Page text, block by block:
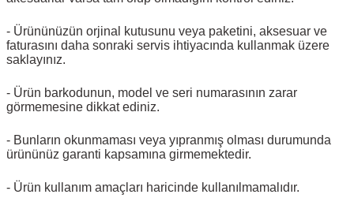
- Ürününüzün orjinal kutusunu veya paketini, aksesuar ve
faturasını daha sonraki servis ihtiyacında kullanmak üzere
saklayınız.
- Ürün barkodunun, model ve seri numarasının zarar
görmemesine dikkat ediniz.
- Bunların okunmaması veya yıpranmış olması durumunda
ürününüz garanti kapsamına girmemektedir.
- Ürün kullanım amaçları haricinde kullanılmamalıdır.